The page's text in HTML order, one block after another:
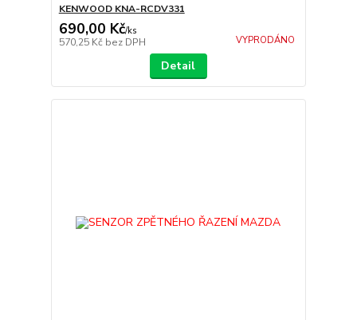
KENWOOD KNA-RCDV331
690,00 Kč/ks
570,25 Kč bez DPH VYPRODÁNO
Detail